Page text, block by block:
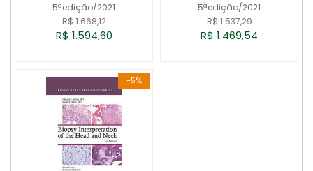
5ªedição/2021
R$ 1.668,12
R$ 1.594,60
5ªedição/2021
R$ 1.537,29
R$ 1.469,54
-5%